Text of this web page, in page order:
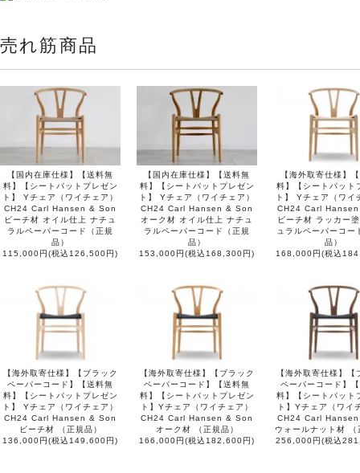
売れ筋商品
【国内在庫仕様】【送料無
料】【シートパットプレゼン
ト】 Yチェア（ワイチェア）
CH24 Carl Hansen & Son
ビーチ材 オイル仕上 ナチュ
ラルペーパーコード（正規
品）
115,000円(税込126,500円)
【国内在庫仕様】【送料無
料】【シートパットプレゼン
ト】 Yチェア（ワイチェア）
CH24 Carl Hansen & Son
オーク材 オイル仕上 ナチュ
ラルペーパーコード（正規
品）
153,000円(税込168,300円)
【海外取寄仕様】
料】【シートパット
ト】 Yチェア（ワイ
CH24 Carl
ビーチ材 ラッカー
ュラルペーパーコー
品）
168,000円(税込
【海外取寄仕様】【ブラック
ペーパーコード】【送料無
料】【シートパットプレゼン
ト】 Yチェア（ワイチェア）
CH24 Carl Hansen & Son
ビーチ材 （正規品）
136,000円(税込149,600円)
【海外取寄仕様】【ブラック
ペーパーコード】【送料無
料】【シートパットプレゼン
ト】Yチェア（ワイチェア）
CH24 Carl Hansen & Son
オーク材 （正規品）
166,000円(税込182,600円)
【海外取寄仕様】【
ペーパーコード】
料】【シートパット
ト】Yチェア（ワイ
CH24 Carl
ウォールナット材 （
256,000円(税込